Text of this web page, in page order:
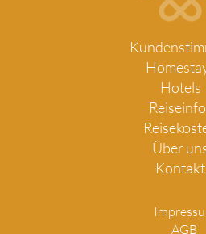
Hotels
Über
Kontakt
AGB